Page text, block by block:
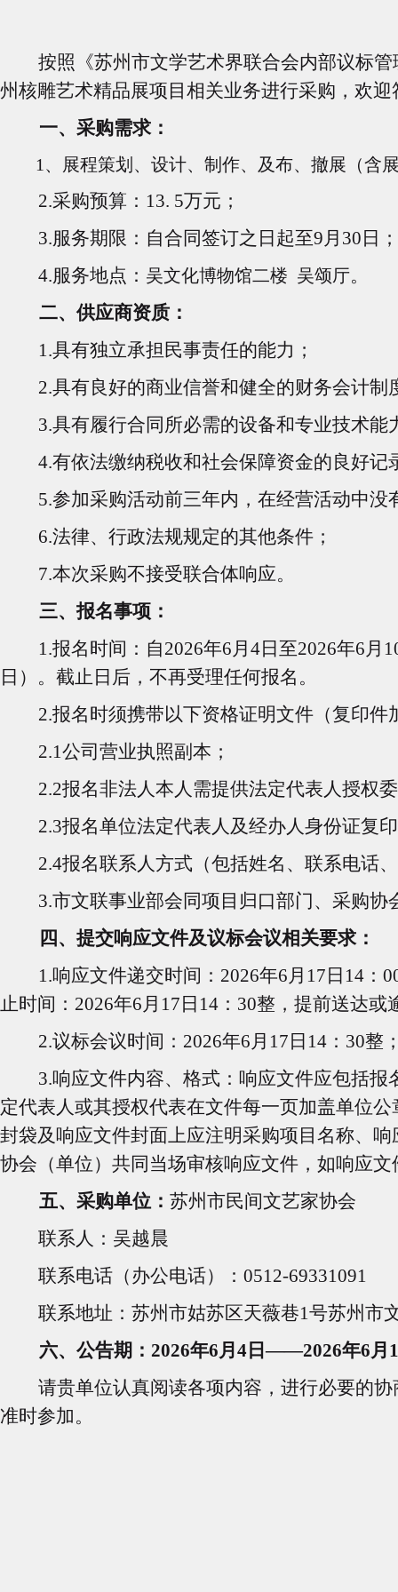
按照《苏州市文学艺术界联合会内部议标
州核雕艺术精品展项目相关业务进行采购，欢
一、采购需求：
1 、展程策划、设计、制作、及布、撤展（含
2.采购预算：13. 5万元；
3.服务期限：自合同签订之日起至9月30日；
4.服务地点： 吴文化博物馆二楼 吴颂厅。
二、供应商资质：
1.具有独立承担民事责任的能力；
2.具有良好的商业信誉和健全的财务会计制
3.具有履行合同所必需的设备和专业技术能
4.有依法缴纳税收和社会保障资金的良好记
5.参加采购活动前三年内，在经营活动中没
6.法律、行政法规规定的其他条件；
7.本次采购不接受联合体响应。
三、报名事项：
1.报名时间：自2026年6月4日至2026年6月
日）。截止日后，不再受理任何报名。
2.报名时须携带以下资格证明文件（复印件
2.1公司营业执照副本；
2.2报名非法人本人需提供法定代表人授权
2.3报名单位法定代表人及经办人身份证复
2.4报名联系人方式（包括姓名、联系电话
3.市文联事业部会同项目归口部门、采购
四、提交响应文件及议标会议相关要求：
1.响应文件递交时间：2026年6月17日14：
止时间：2026年6月17日14：30整，提前送达
2.议标会议时间：2026年6月17日14：30
3.响应文件内容、格式：响应文件应包括
定代表人或其授权代表在文件每一页加盖单位
封袋及响应文件封面上应注明采购项目名称、
协会（单位）共同当场审核响应文件，如响应
五、采购单位： 苏州市民间文艺家协会
联系人：吴越晨
联系电话（办公电话）：0512-69331091
联系地址：苏州市姑苏区天薇巷1号苏州市
六、公告期：2026年6月4日——2026年6月
请贵单位认真阅读各项内容，进行必要的
准时参加。